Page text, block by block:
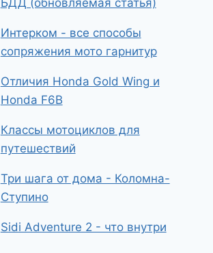
БДД (обновляемая статья)
Интерком - все способы
сопряжения мото гарнитур
Отличия Honda Gold Wing и
Honda F6B
Классы мотоциклов для
путешествий
Три шага от дома - Коломна-
Ступино
Sidi Adventure 2 - что внутри